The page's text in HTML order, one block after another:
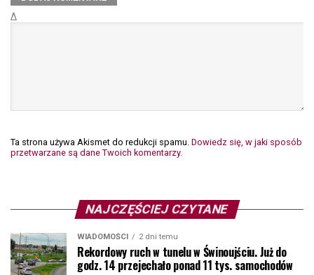
Δ
Ta strona używa Akismet do redukcji spamu. Dowiedz się, w jaki sposób
przetwarzane są dane Twoich komentarzy.
NAJCZĘŚCIEJ CZYTANE
WIADOMOŚCI 2 dni temu
Rekordowy ruch w tunelu w Świnoujściu. Już do
godz. 14 przejechało ponad 11 tys. samochodów